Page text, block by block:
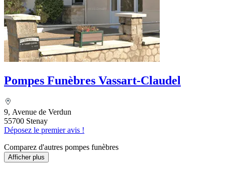
Pompes Funèbres Vassart-Claudel
9, Avenue de Verdun
55700 Stenay
Déposez le premier avis !
Comparez d'autres pompes funèbres
Afficher plus